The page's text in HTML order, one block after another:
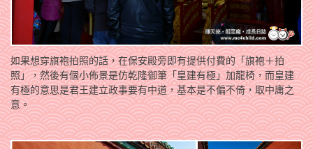
如果想穿旗袍拍照的話，在保安殿旁即有提供付費的「旗袍＋拍
照」，然後有個小佈景是仿乾隆御筆「皇建有極」加龍椅，而皇建
有極的意思是君王建立政事要有中道，基本是不偏不倚，取中庸之
意。